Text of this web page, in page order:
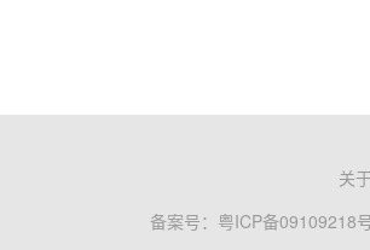
关
备案号： 粤ICP备09109218